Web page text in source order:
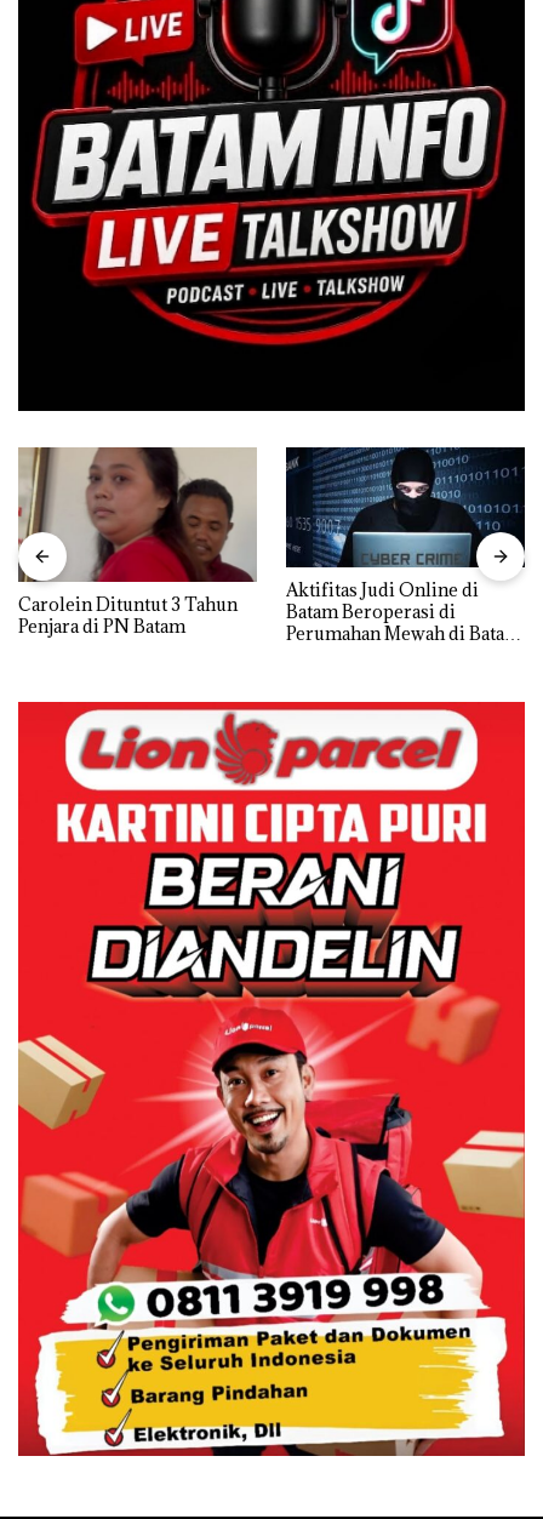
Carolein Dituntut 3 Tahun
Penjara di PN Batam
Aktifitas Judi Online di
Batam Beroperasi di
Perumahan Mewah di Batam